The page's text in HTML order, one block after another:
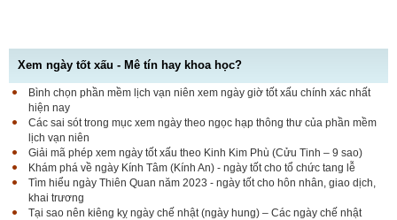
Xem ngày tốt xấu - Mê tín hay khoa học?
Bình chọn phần mềm lịch vạn niên xem ngày giờ tốt xấu chính xác nhất
hiện nay
Các sai sót trong mục xem ngày theo ngọc hạp thông thư của phần mềm
lịch vạn niên
Giải mã phép xem ngày tốt xấu theo Kinh Kim Phù (Cửu Tinh – 9 sao)
Khám phá về ngày Kính Tâm (Kính An) - ngày tốt cho tổ chức tang lễ
Tìm hiểu ngày Thiên Quan năm 2023 - ngày tốt cho hôn nhân, giao dịch,
khai trương
Tại sao nên kiêng kỵ ngày chế nhật (ngày hung) – Các ngày chế nhật